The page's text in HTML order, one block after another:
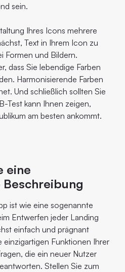
sein.
Ihres Icons mehrere
Text in Ihrem Icon zu
Formen und Bildern.
dass Sie lebendige Farben
Harmonisierende Farben
Und schließlich sollten Sie
Test kann Ihnen zeigen,
am besten ankommt.
eine
ist wie eine sogenannte
Entwerfen jeder Landing
einfach und prägnant
einzigartigen Funktionen Ihrer
die ein neuer Nutzer
Stellen Sie zum